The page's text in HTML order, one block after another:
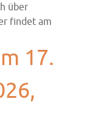
über
findet am
17.